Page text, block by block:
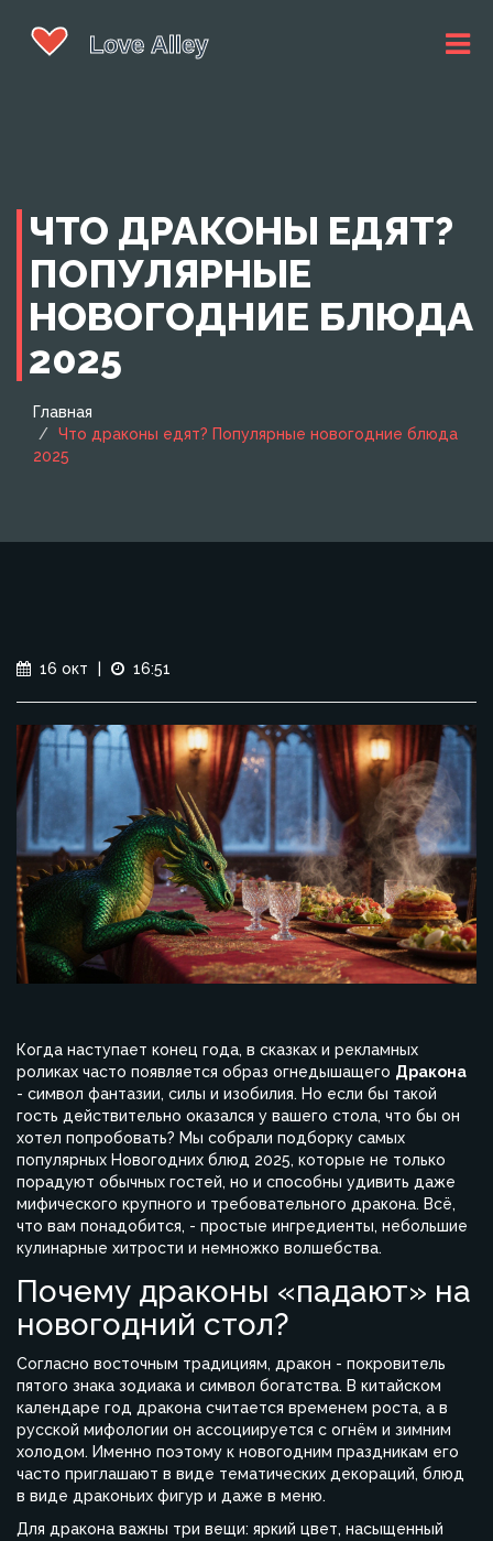
ЧТО ДРАКОНЫ ЕДЯТ?
ПОПУЛЯРНЫЕ
НОВОГОДНИЕ БЛЮДА
2025
Главная
Что драконы едят? Популярные новогодние блюда
2025
16 окт 16:51
Когда наступает конец года, в сказках и рекламных
роликах часто появляется образ огнедышащего Дракона
- символ фантазии, силы и изобилия. Но если бы такой
гость действительно оказался у вашего стола, что бы он
хотел попробовать? Мы собрали подборку самых
популярных Новогодних блюд 2025, которые не только
порадуют обычных гостей, но и способны удивить даже
мифического крупного и требовательного дракона. Всё,
что вам понадобится, - простые ингредиенты, небольшие
кулинарные хитрости и немножко волшебства.
Почему драконы «падают» на
новогодний стол?
Согласно восточным традициям, дракон - покровитель
пятого знака зодиака и символ богатства. В китайском
календаре год дракона считается временем роста, а в
русской мифологии он ассоциируется с огнём и зимним
холодом. Именно поэтому к новогодним праздникам его
часто приглашают в виде тематических декораций, блюд
в виде драконьих фигур и даже в меню.
Для дракона важны три вещи: яркий цвет, насыщенный